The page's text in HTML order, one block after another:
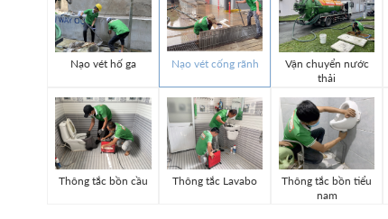
Nạo vét hố ga Nạo vét cống rãnh
Vận chuyển nước
thải
Thông tắc bồn cầu Thông tắc Lavabo
Thông tắc bồn tiểu
nam